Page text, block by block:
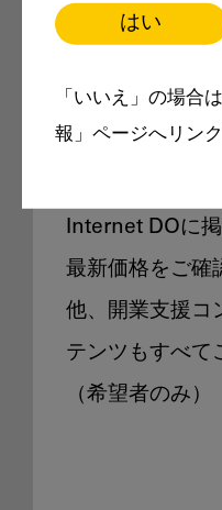
はい
「いいえ」の場合
報」ページへリンク
製品価
Internet DOに
最新価格をご確
他、開業支援コ
テンツもすべて
（希望者のみ）